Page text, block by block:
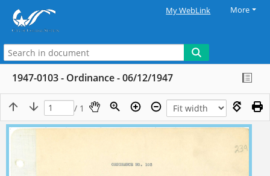
My WebLink More
1947-0103 - Ordinance - 06/12/1947
/ 1